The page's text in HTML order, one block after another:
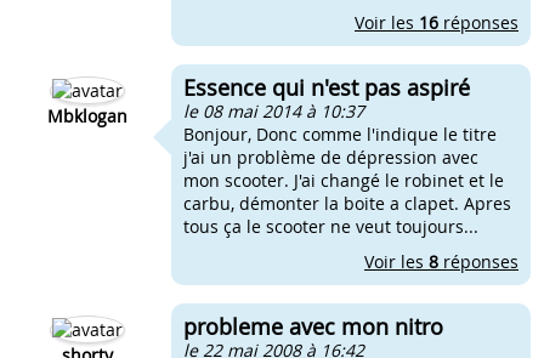
Voir les 16 réponses
Mbklogan
Essence qui n'est pas aspiré
le 08 mai 2014 à 10:37
Bonjour, Donc comme l'indique le titre
j'ai un problème de dépression avec
mon scooter. J'ai changé le robinet et le
carbu, démonter la boite a clapet. Apres
tous ça le scooter ne veut toujours...
Voir les 8 réponses
probleme avec mon nitro
le 22 mai 2008 à 16:42